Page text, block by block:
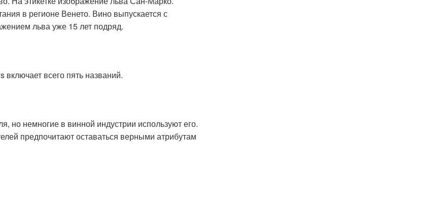
в регионе Венето. Вино выпускается с
льва уже 15 лет подряд.
включает всего пять названий.
но немногие в винной индустрии используют его.
предпочитают оставаться верными атрибутам